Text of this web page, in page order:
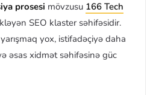
prosesi mövzusu 166 Tech
SEO klaster səhifəsidir.
yox, istifadəçiyə daha
əsas xidmət səhifəsinə güc